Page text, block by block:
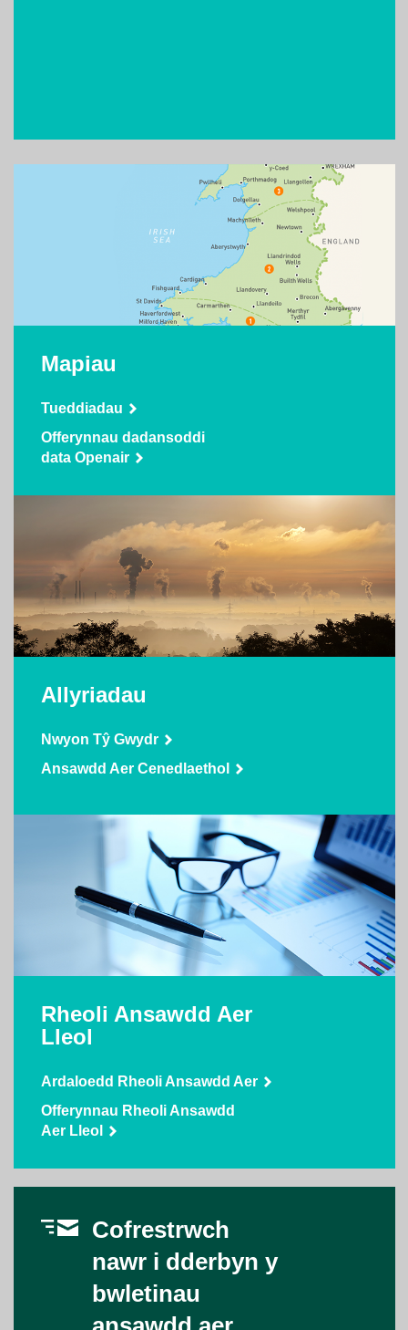
Mapiau
Tueddiadau
Offerynnau dadansoddi
data Openair
Allyriadau
Nwyon Tŷ Gwydr
Ansawdd Aer Cenedlaethol
Rheoli Ansawdd Aer
Lleol
Ardaloedd Rheoli Ansawdd Aer
Offerynnau Rheoli Ansawdd
Aer Lleol
Cofrestrwch
nawr i dderbyn y
bwletinau